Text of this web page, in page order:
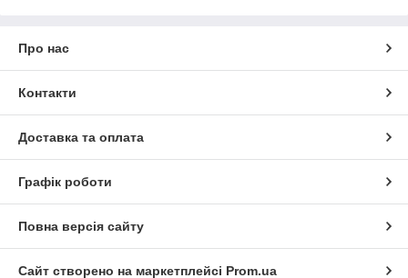
Про нас
Контакти
Доставка та оплата
Графік роботи
Повна версія сайту
Сайт створено на маркетплейсі Prom.ua